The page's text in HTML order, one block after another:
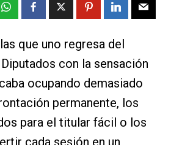
que uno regresa del
con la sensación
ocupando demasiado
permanente, los
para el titular fácil o los